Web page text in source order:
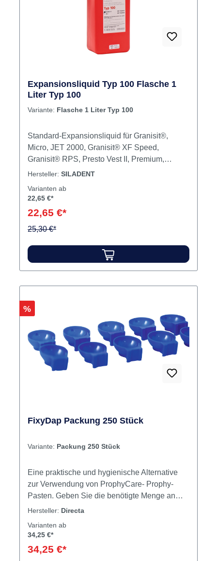
Expansionsliquid Typ 100 Flasche 1
Liter Typ 100
Variante: Flasche 1 Liter Typ 100
Standard-Expansionsliquid für Granisit®,
Micro, JET 2000, Granisit® XF Speed,
Granisit® RPS, Presto Vest II, Premium,
Hersteller: SILADENT
Varianten ab
22,65 €*
22,65 €*
25,30 €*
Rabatt
%
FixyDap Packung 250 Stück
Variante: Packung 250 Stück
Eine praktische und hygienische Alternative
zur Verwendung von ProphyCare- Prophy-
Pasten. Geben Sie die benötigte Menge an
Prophylaxepaste in den Einwegbecher
eines Tabletts oder nutzen Sie die Klebefläche,
einen Handschuh, zu kleben. Inhalt
Hersteller: Directa
Varianten ab
34,25 €*
34,25 €*